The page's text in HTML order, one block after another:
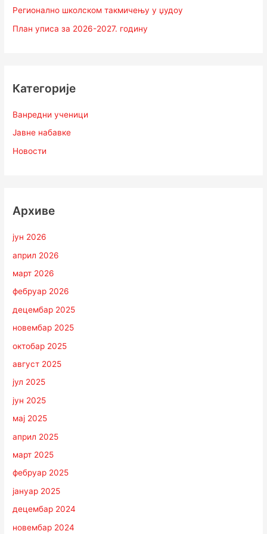
Регионално школском такмичењу у џудоу
План уписа за 2026-2027. годину
Категорије
Ванредни ученици
Јавне набавке
Новости
Архиве
јун 2026
април 2026
март 2026
фебруар 2026
децембар 2025
новембар 2025
октобар 2025
август 2025
јул 2025
јун 2025
мај 2025
април 2025
март 2025
фебруар 2025
јануар 2025
децембар 2024
новембар 2024